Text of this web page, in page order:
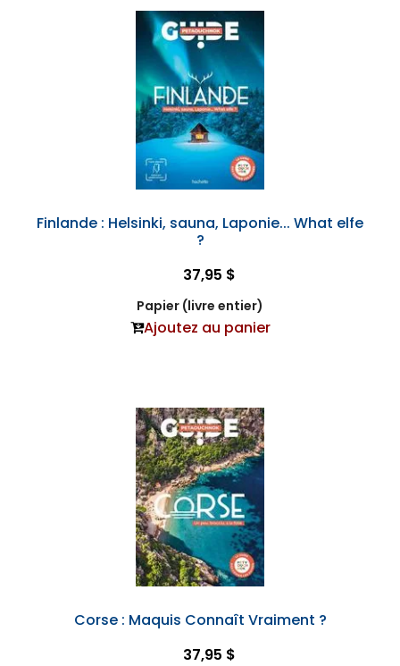
Finlande : Helsinki, sauna, Laponie... What elfe
?
37,95 $
Papier (livre entier)
Ajoutez au panier
Corse : Maquis Connaît Vraiment ?
37,95 $